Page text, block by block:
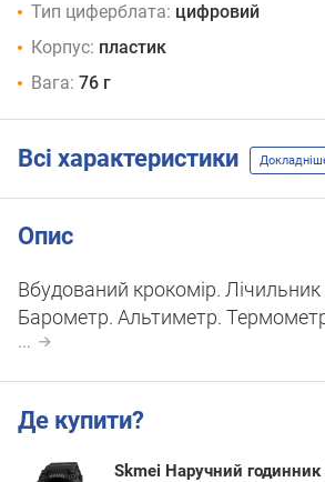
Тип циферблата: цифровий
Корпус: пластик
Вага: 76 г
Всі характеристики
Опис
Вбудований крокомір.
Барометр. Альтиметр.
...
Де купити?
Skmei Наручний годинник